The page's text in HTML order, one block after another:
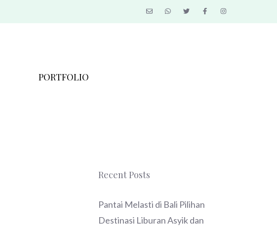
PORTFOLIO
Recent Posts
Pantai Melasti di Bali Pilihan
Destinasi Liburan Asyik dan